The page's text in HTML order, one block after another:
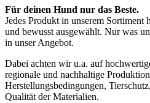
Rohprotein
Rohfett
Für deinen Hund nur das Beste.
Jedes Produkt in unserem
und bewusst ausgewählt. Nur was
in unser Angebot.
Dabei achten wir u.a. auf
regionale und nachhaltige
Herstellungsbedingungen,
Qualität der Materialien.